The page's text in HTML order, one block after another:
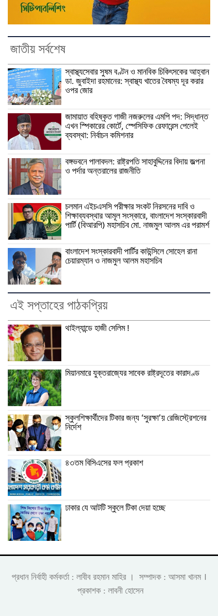
জাতীয় সর্বশেষ
স্বাস্থ্যসেবার সুষম বণ্টন ও মানবিক চিকিৎসকের আহ্বান
ডা. জুবাইদা রহমানের: স্বাস্থ্য খাতের বৈষম্য দূর করার
ওপর জোর
জামায়াত বহিষ্কৃত গাজী নজরুলের এমপি পদ: সিদ্ধান্ত
এখন স্পিকারের কোর্টে, স্পেসিফিক রেফারেন্স পেলেই
ব্যবস্থা: নির্বাচন কমিশনার
বঙ্গভবনে পালাবদল: রাষ্ট্রপতি সাহাবুদ্দিনের বিদায় জল্পনা
ও পর্দার অন্তরালের রাজনীতি
চলমান এইচএসসি পরীক্ষার সংকট নিরসনের দাবি ও
শিক্ষাব্যবস্থার আমূল সংস্কারে, বাংলাদেশ সংস্কারবাদী
পার্টি (বিআরপি) মহাসচিব মো. নাজমুল আলম এর পরামর্শ
বাংলাদেশ সংস্কারবাদী পার্টির কাউন্সিলে সোহেল রানা
চেয়ারম্যান ও নাজমুল আলম মহাসচিব
এই সপ্তাহের পাঠকপ্রিয়
থাইল্যান্ডে হাজী সেলিম !
মিয়ানমারে যুক্তরাজ্যের সাবেক রাষ্ট্রদূতের কারাদণ্ড
স্কুলশিক্ষার্থীদের টিকার জন্য ‘সুরক্ষা’য় রেজিস্ট্রেশনের
নির্দেশ
৪৩তম বিসিএসের ফল প্রকাশ
ঢাকার যে আটটি স্কুলে টিকা দেয়া হচ্ছে
প্রধান নির্বাহী কর্মকর্তা : লাবীব রহমান মাহির । সম্পাদক : আসমা খানম ।
প্রকাশক : লাবনী হোসেন